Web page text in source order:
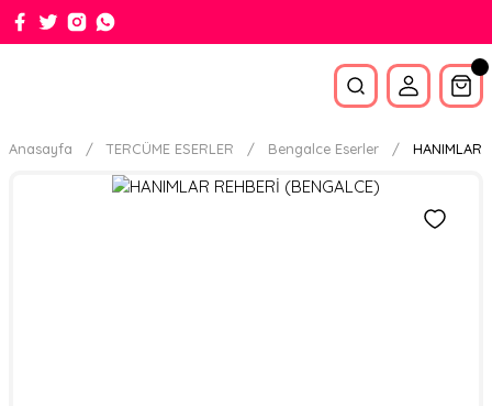
Anasayfa TERCÜME ESERLER Bengalce Eserler HANIMLAR